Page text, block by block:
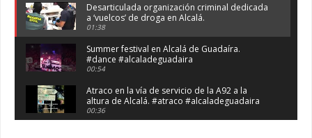
Desarticulada organización criminal dedicada
a ‘vuelcos’ de droga en Alcalá.
01:38
Summer festival en Alcalá de Guadaíra.
#dance #alcaladeguadaira
00:54
Atraco en la vía de servicio de la A92 a la
altura de Alcalá. #atraco #alcaladeguadaira
00:36